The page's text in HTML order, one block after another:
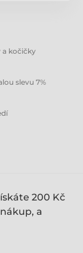
a kočičky
slevu 7%
200 Kč
a